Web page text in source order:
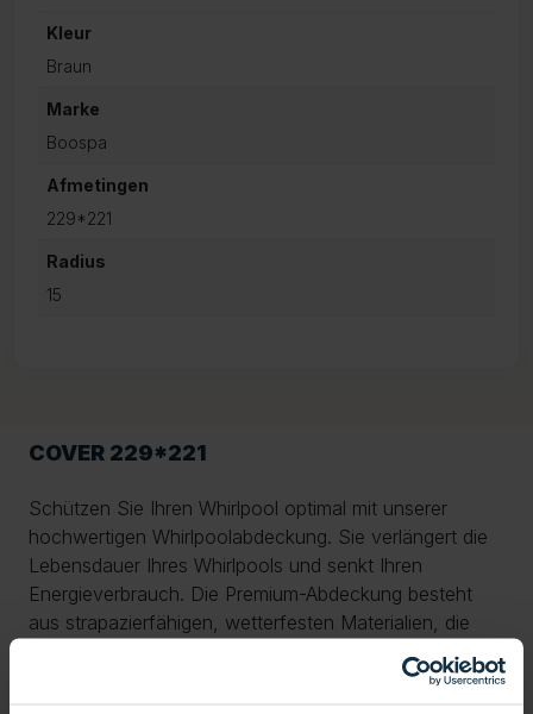
Kleur
Braun
Marke
Boospa
Afmetingen
229*221
Radius
15
COVER 229*221
Schützen Sie Ihren Whirlpool optimal mit unserer
hochwertigen Whirlpoolabdeckung. Sie verlängert die
Lebensdauer Ihres Whirlpools und senkt Ihren
Energieverbrauch. Die Premium-Abdeckung besteht
aus strapazierfähigen, wetterfesten Materialien, die
Regen, UV-Strahlung, Schmutz und Frost zuverlässig
widerstehen. Dank der dicken Isolierung wird die